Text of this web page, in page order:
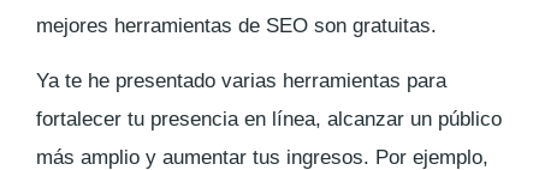
mejores herramientas de SEO son gratuitas.
Ya te he presentado varias herramientas para
fortalecer tu presencia en línea, alcanzar un público
más amplio y aumentar tus ingresos. Por ejemplo,